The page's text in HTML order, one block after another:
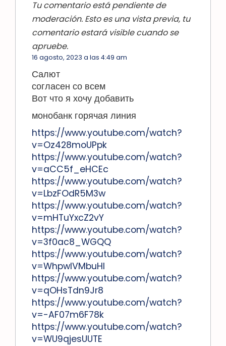
Tu comentario está pendiente de
moderación. Esto es una vista previa, tu
comentario estará visible cuando se
apruebe.
16 agosto, 2023 a las 4:49 am
Салют
согласен со всем
Вот что я хочу добавить
монобанк горячая линия
https://www.youtube.com/watch?
v=Oz428moUPpk
https://www.youtube.com/watch?
v=aCC5f_eHCEc
https://www.youtube.com/watch?
v=LbzFOdR5M3w
https://www.youtube.com/watch?
v=mHTuYxcZ2vY
https://www.youtube.com/watch?
v=3f0ac8_WGQQ
https://www.youtube.com/watch?
v=WhpwlVMbuHI
https://www.youtube.com/watch?
v=qOHsTdn9Jr8
https://www.youtube.com/watch?
v=-AF07m6F78k
https://www.youtube.com/watch?
v=WU9qjesUUTE